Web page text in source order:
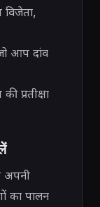
आप दांव
प्रतीक्षा
अपनी
का पालन